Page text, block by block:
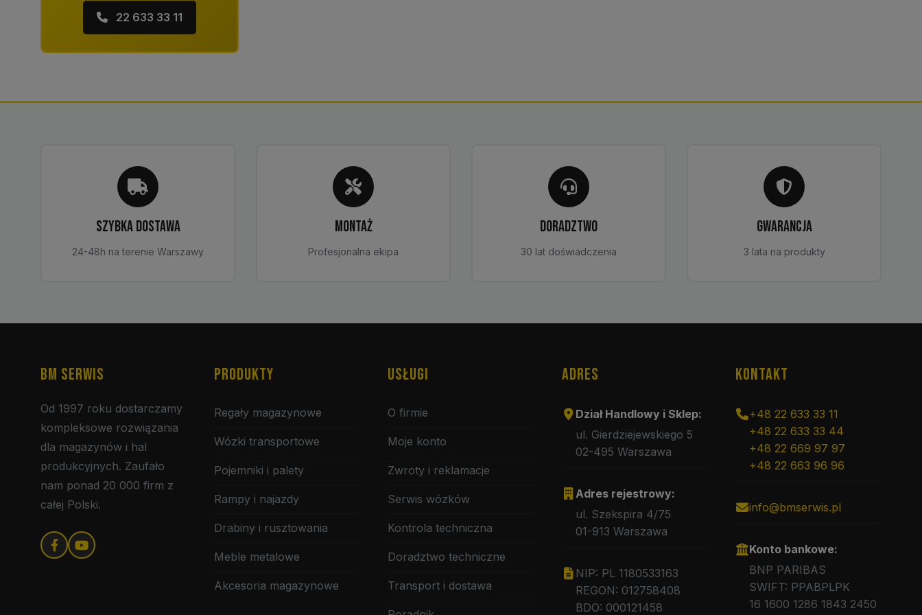
22 633 33 11
SZYBKA DOSTAWA
24-48h na terenie Warszawy
MONTAŻ
Profesjonalna ekipa
DORADZTWO
30 lat doświadczenia
GWARANCJA
3 lata na produkty
BM SERWIS
Od 1997 roku dostarczamy
kompleksowe rozwiązania
dla magazynów i hal
produkcyjnych. Zaufało
nam ponad 20 000 firm z
całej Polski.
PRODUKTY
Regały magazynowe
Wózki transportowe
Pojemniki i palety
Rampy i najazdy
Drabiny i rusztowania
Meble metalowe
Akcesoria magazynowe
USŁUGI
O firmie
Moje konto
Zwroty i reklamacje
Serwis wózków
Kontrola techniczna
Doradztwo techniczne
Transport i dostawa
ADRES
Dział Handlowy i Sklep:
ul. Gierdziejewskiego 5
02-495 Warszawa
Adres rejestrowy:
ul. Szekspira 4/75
01-913 Warszawa
NIP: PL 1180533163
REGON: 012758408
BDO: 000121458
KONTAKT
+48 22 633 33 11
+48 22 633 33 44
+48 22 669 97 97
+48 22 663 96 96
info@bmserwis.pl
Konto bankowe:
BNP PARIBAS
SWIFT: PPABPLPK
16 1600 1286 1843 2450